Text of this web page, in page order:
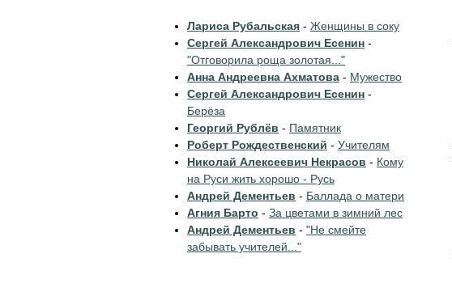
Лариса Рубальская - Женщины в соку
Сергей Александрович Есенин -
"Отговорила роща золотая..."
Анна Андреевна Ахматова - Мужество
Сергей Александрович Есенин -
Берёза
Георгий Рублёв - Памятник
Роберт Рождественский - Учителям
Николай Алексеевич Некрасов - Кому
на Руси жить хорошо - Русь
Андрей Дементьев - Баллада о матери
Агния Барто - За цветами в зимний лес
Андрей Дементьев - "Не смейте
забывать учителей..."